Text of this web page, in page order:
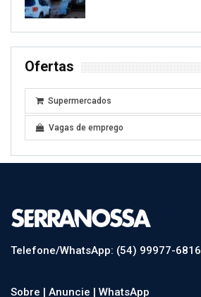
Ofertas
Supermercados
Vagas de emprego
Telefone/WhatsApp: (54) 99977-6816
Sobre | Anuncie | WhatsApp